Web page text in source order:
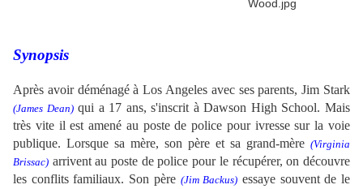
Synopsis
Après avoir déménagé à Los Angeles avec ses parents, Jim Stark
(James Dean)qui a 17 ans, s'inscrit à Dawson High School. Mais
très vite il est amené au poste de police pour ivresse sur la voie
publique. Lorsque sa mère, son père et sa grand-mère (Virginia
Brissac) arrivent au poste de police pour le récupérer, on découvre
les conflits familiaux. Son père (Jim Backus) essaye souvent de le